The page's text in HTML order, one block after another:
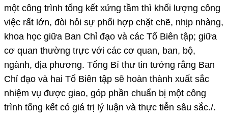
một công trình tổng kết xứng tầm thì khối lượng công
việc rất lớn, đòi hỏi sự phối hợp chặt chẽ, nhịp nhàng,
khoa học giữa Ban Chỉ đạo và các Tổ Biên tập; giữa
cơ quan thường trực với các cơ quan, ban, bộ,
ngành, địa phương. Tổng Bí thư tin tưởng rằng Ban
Chỉ đạo và hai Tổ Biên tập sẽ hoàn thành xuất sắc
nhiệm vụ được giao, góp phần chuẩn bị một công
trình tổng kết có giá trị lý luận và thực tiễn sâu sắc./.